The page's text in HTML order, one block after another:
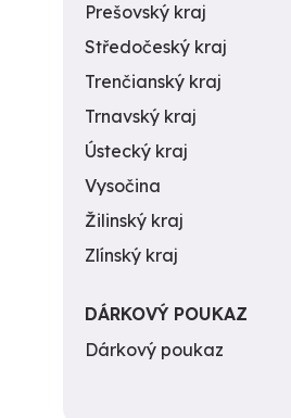
Prešovský kraj
Středočeský kraj
Trenčianský kraj
Trnavský kraj
Ústecký kraj
Vysočina
Žilinský kraj
Zlínský kraj
DÁRKOVÝ POUKAZ
Dárkový poukaz